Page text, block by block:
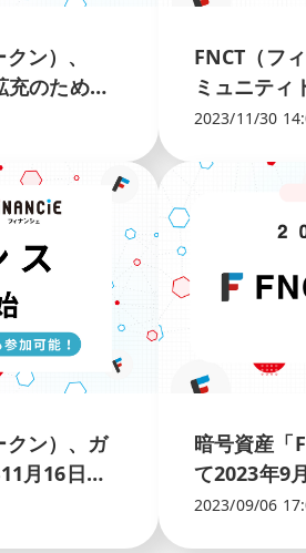
ン）、
のための
FNCT（フ
ミュニティ
年11月30日
2023/11/30
クン）、ガ
月16日か
暗号資産「
て2023年9
2023/09/06